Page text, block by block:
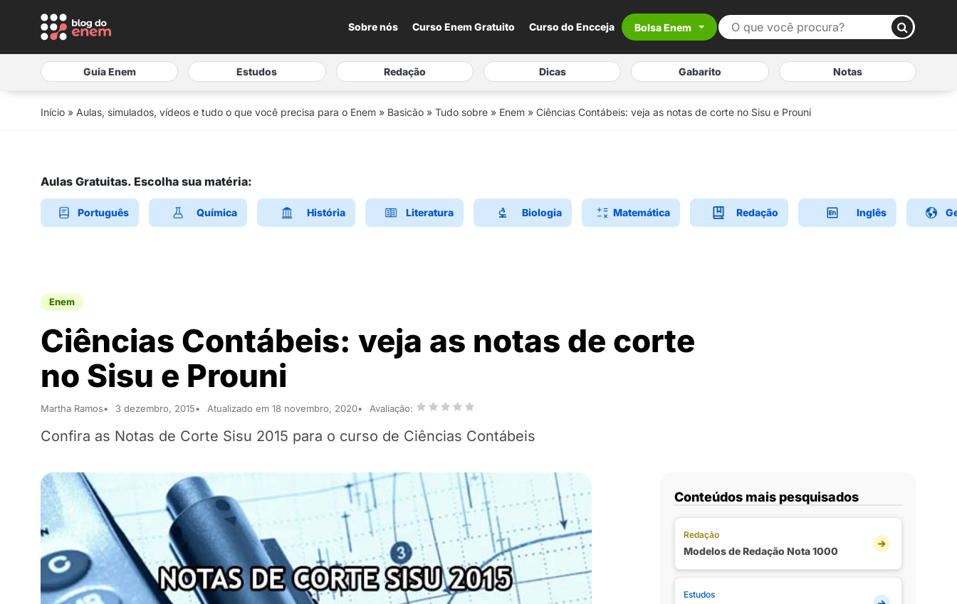
Sobre nós Curso Enem Gratuito Curso do Encceja Bolsa Enem
Guia Enem Estudos Redação Dicas Gabarito Notas
Início » Aulas, simulados, vídeos e tudo o que você precisa para o Enem » Basicão » Tudo sobre » Enem » Ciências Contábeis: veja as notas de corte no Sisu e Prouni
Aulas Gratuitas. Escolha sua matéria:
Português Química História Literatura Biologia Matemática Redação Inglês
Enem
Ciências Contábeis: veja as notas de corte
no Sisu e Prouni
Martha Ramos 3 dezembro, 2015 Atualizado em 18 novembro, 2020 Avaliação:
Confira as Notas de Corte Sisu 2015 para o curso de Ciências Contábeis
Conteúdos mais pesquisados
Redação
Modelos de Redação Nota 1000
Estudos